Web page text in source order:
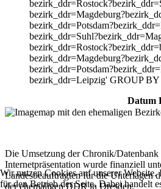
bezirk_ddr=Leipzig' GROUP BY
Datum
Die Umsetzung der Chronik/Datenbank
Internetpräsentation wurde finanziell
Landesbeauftragten für die Unterlagen
der ehemaligen DDR in Dresden.
Wir nutzen Cookies auf unserer Website.
für den Betrieb der Seite. Dabei handelt